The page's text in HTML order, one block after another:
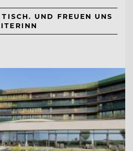
UND FREUEN UNS